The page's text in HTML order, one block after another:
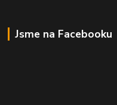
Jsme na Facebooku